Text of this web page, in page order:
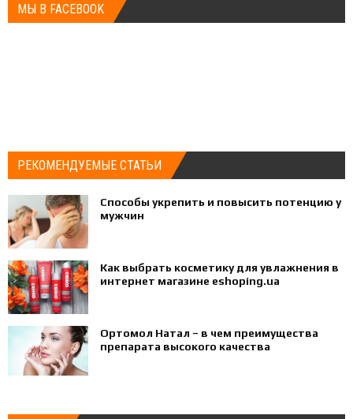
МЫ В FACEBOOK
РЕКОМЕНДУЕМЫЕ СТАТЬИ
Способы укрепить и повысить потенцию у
мужчин
Как выбрать косметику для увлажнения в
интернет магазине eshoping.ua
Ортомол Натал – в чем преимущества
препарата высокого качества